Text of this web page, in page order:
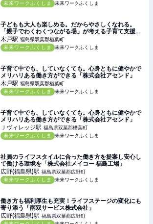
未来ワークふくしま
未来ワークふくしま
子どもも大人も楽しめる。だからやさしくなれる。
「親子でわくわくつながる場」が考える子育て支援と
は
木戸駅 福島県双葉郡楢葉町
未来ワークふくしま
未来ワークふくしま
子育て中でも、していなくても。心身ともに健やかで
メリハリある働き方ができる「株式会社アセンド」
木戸駅 福島県双葉郡楢葉町
未来ワークふくしま
未来ワークふくしま
子育て中でも、していなくても。心身ともに健やかで
メリハリある働き方ができる「株式会社アセンド」
Ｊヴィレッジ駅 福島県双葉郡楢葉町
未来ワークふくしま
未来ワークふくしま
社員のライフスタイルに合った働き方を提案し安心し
て働ける環境を「株式会社メイコー 福島工場」
広野(福島県)駅 福島県双葉郡広野町
未来ワークふくしま
未来ワークふくしま
働き方も福利厚生も充実！ライフステージの変化にも
寄り添う「南双サービス株式会社」
広野(福島県)駅 福島県双葉郡広野町